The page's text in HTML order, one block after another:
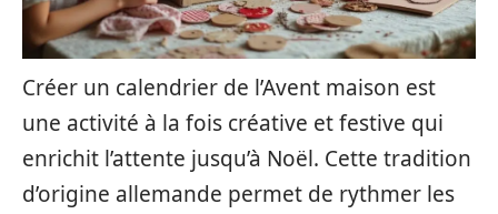
Créer un calendrier de l’Avent maison est
une activité à la fois créative et festive qui
enrichit l’attente jusqu’à Noël. Cette tradition
d’origine allemande permet de rythmer les